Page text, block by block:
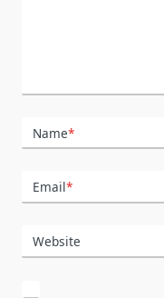
Name*
Email*
Website